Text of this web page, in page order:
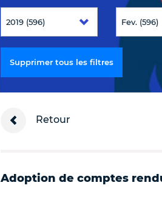
Supprimer tous les filtres
Retour
Adoption de comptes